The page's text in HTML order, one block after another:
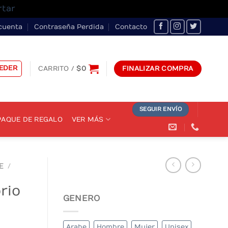
Contraseña Perdida Contacto
CARRITO /$0 FINALIZAR COMPRA
DE REGALO VER MÁS
SEGUIR ENVÍO
/
GENERO